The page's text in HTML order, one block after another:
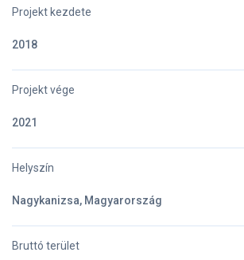
Projekt kezdete
2018
Projekt vége
2021
Helyszín
Nagykanizsa, Magyarország
Bruttó terület